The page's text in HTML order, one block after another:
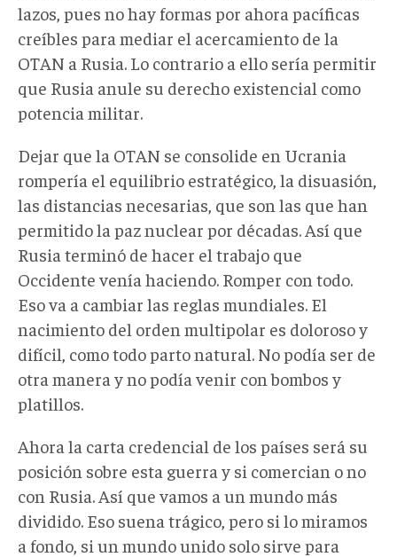
lazos, pues no hay formas por ahora pacíficas
creíbles para mediar el acercamiento de la
OTAN a Rusia. Lo contrario a ello sería permitir
que Rusia anule su derecho existencial como
potencia militar.
Dejar que la OTAN se consolide en Ucrania
rompería el equilibrio estratégico, la disuasión,
las distancias necesarias, que son las que han
permitido la paz nuclear por décadas. Así que
Rusia terminó de hacer el trabajo que
Occidente venía haciendo. Romper con todo.
Eso va a cambiar las reglas mundiales. El
nacimiento del orden multipolar es doloroso y
difícil, como todo parto natural. No podía ser de
otra manera y no podía venir con bombos y
platillos.
Ahora la carta credencial de los países será su
posición sobre esta guerra y si comercian o no
con Rusia. Así que vamos a un mundo más
dividido. Eso suena trágico, pero si lo miramos
a fondo, si un mundo unido solo sirve para